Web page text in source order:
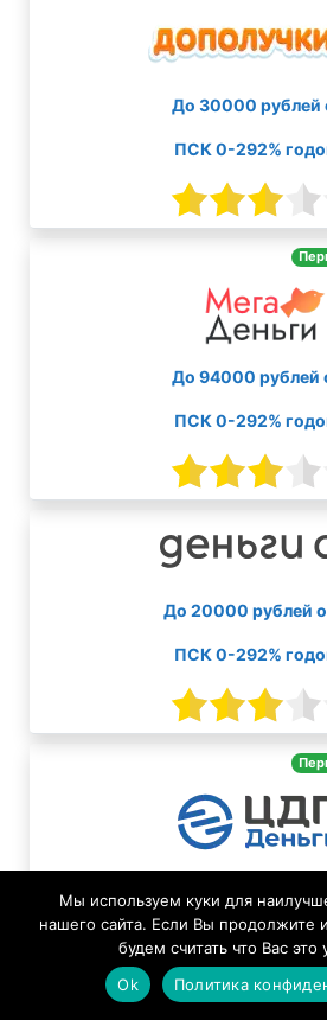
До 30000 рублей
ПСК 0-292%
До 94000 рублей
ПСК 0-292%
До 20000 рублей
ПСК 0-292%
ПСК 0-292%
Мы используем куки для
нашего сайта. Если Вы продолжите
будем считать что Вас это
Ok
Политика